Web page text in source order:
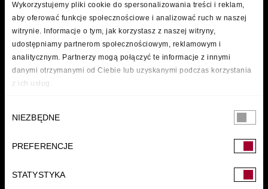
Wykorzystujemy pliki cookie do spersonalizowania treści i reklam,
aby oferować funkcje społecznościowe i analizować ruch w naszej
witrynie. Informacje o tym, jak korzystasz z naszej witryny,
udostępniamy partnerom społecznościowym, reklamowym i
analitycznym. Partnerzy mogą połączyć te informacje z innymi
danymi otrzymanymi od Ciebie lub uzyskanymi podczas korzystania
z ich usług.
zgody
NIEZBĘDNE
PREFERENCJE
STATYSTYKA
FUNDACJA